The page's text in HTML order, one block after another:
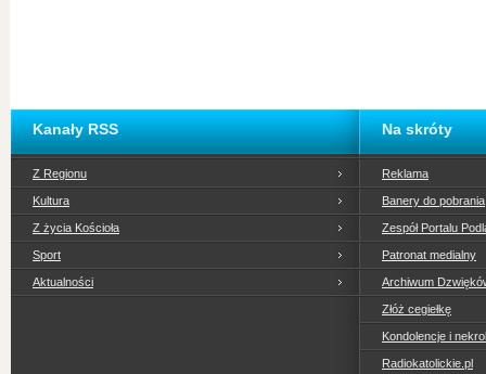
Kanały RSS
Z Regionu
Kultura
Z życia Kościoła
Sport
Aktualności
Na skróty
Reklama
Banery do pobrania
Zespół Portalu
Patronat medialny
Archiwum
Złóż cegiełkę
Kondolencje i
Radiokatolickie.pl